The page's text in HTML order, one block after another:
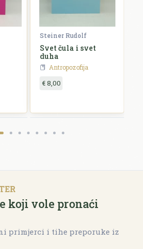
Steiner Rudolf
Svet čula i svet
duha
Antropozofija
€ 8,00
koji vole pronaći
primjerci i tihe preporuke iz